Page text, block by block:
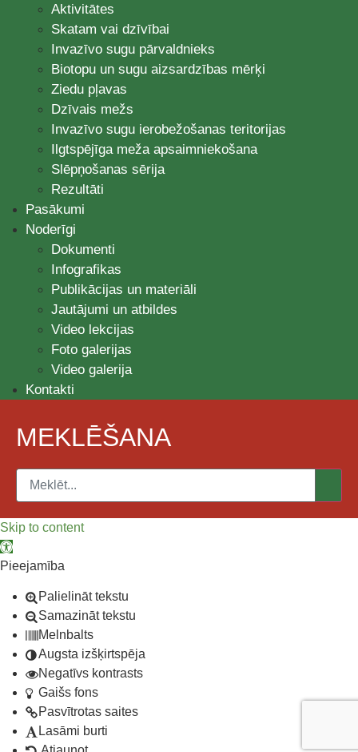
Aktivitātes
Skatam vai dzīvībai
Invazīvo sugu pārvaldnieks
Biotopu un sugu aizsardzības mērķi
Ziedu pļavas
Dzīvais mežs
Invazīvo sugu ierobežošanas teritorijas
Ilgtspējīga meža apsaimniekošana
Slēpņošanas sērija
Rezultāti
Pasākumi
Noderīgi
Dokumenti
Infografikas
Publikācijas un materiāli
Jautājumi un atbildes
Video lekcijas
Foto galerijas
Video galerija
Kontakti
MEKLĒŠANA
Skip to content
Open toolbar
Pieejamība
Palielināt tekstu
Samazināt tekstu
Melnbalts
Augsta izšķirtspēja
Negatīvs kontrasts
Gaišs fons
Pasvītrotas saites
Lasāmi burti